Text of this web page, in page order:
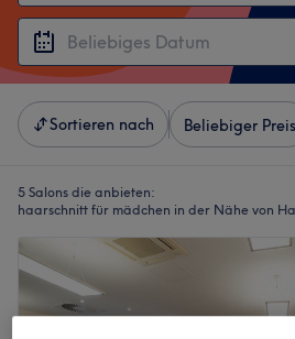
Sortieren nach Beliebiger Preis
5 Salons die anbieten:
haarschnitt für mädchen in der Nähe von